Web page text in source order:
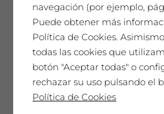
SAÓ EXPRESSIU
Un homenaje
vino, cada año
presentado en una
Coleccionista con
por el artista
navegación (por ejemplo,
Puede obtener más
Política de Cookies.
todas las cookies que
botón "Aceptar todas" o
rechazar su uso pulsando el
Política de Cookies